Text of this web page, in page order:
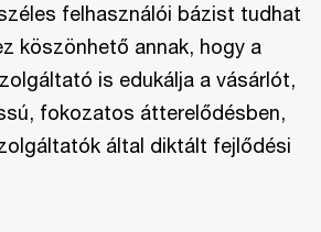
felhasználói bázist tudhat
köszönhető annak, hogy a
is edukálja a vásárlót,
fokozatos átterelődésben,
által diktált fejlődési